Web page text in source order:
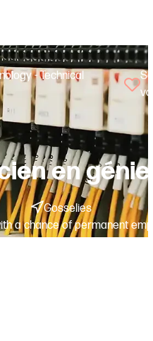
- Technical
en génie
Gosselies
a chance of permanent